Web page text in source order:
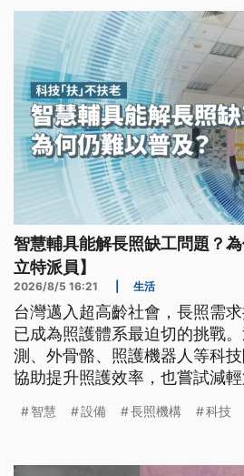
通知。
智慧輔具能解長照缺工問題？
立特派員】
2026/8/5 16:21 生活
台灣邁入超高齡社會，長照需
已成為照護體系最迫切的挑戰
測、外骨骼、照護機器人等科
協助提升照護效率，也嘗試減
風險，仍使智慧長照難以全面
重要課題。
智慧 設備 長照機構 科技